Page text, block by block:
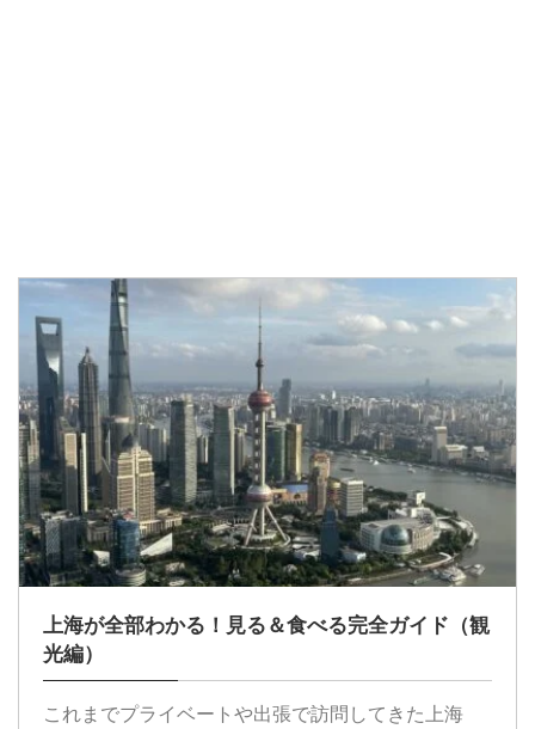
上海が全部わかる！見る＆食べる完全ガイド（観
光編）
これまでプライベートや出張で訪問してきた上海